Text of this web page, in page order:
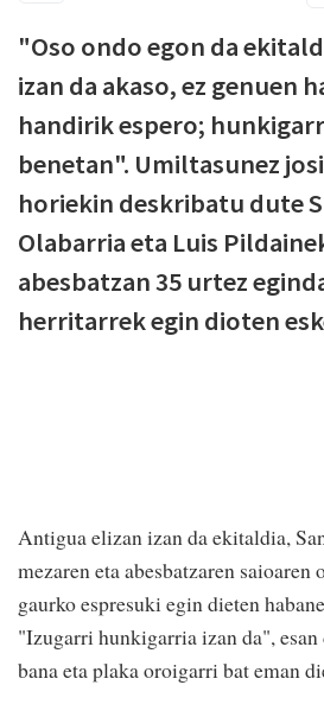
"Oso ondo egon da
izan da akaso, ez genuen
handirik espero;
benetan". Umiltasunez
horiekin deskribatu dute
Olabarria eta Luis
abesbatzan 35 urtez
herritarrek egin dioten
Antigua elizan izan da ekitaldia,
mezaren eta abesbatzaren
gaurko espresuki egin dieten
"Izugarri hunkigarria izan da",
bana eta plaka oroigarri bat eman